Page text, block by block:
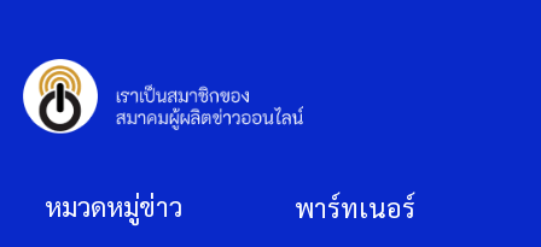
หมวดหมู่ข่าว พาร์ทเนอร์